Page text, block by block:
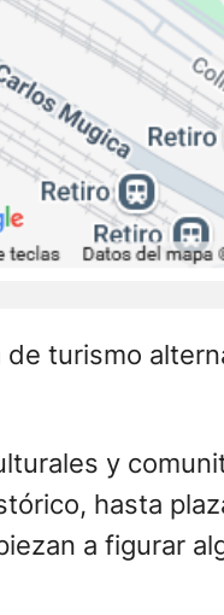
turismo
y
espacios de
se implementó
barrio